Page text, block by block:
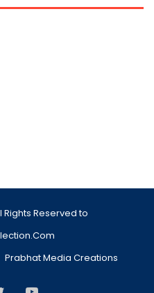
Reserved to
Prabhat Media Creations